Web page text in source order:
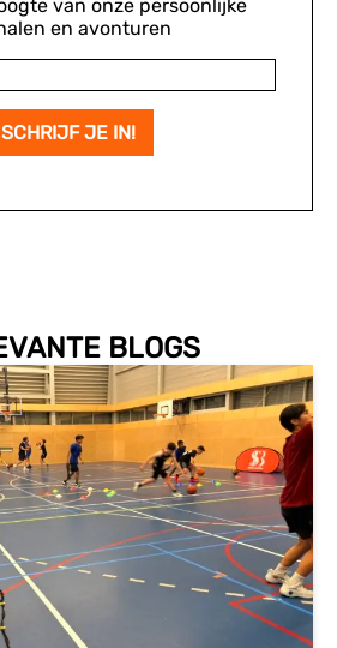
van onze persoonlijke
en avonturen
BLOGS